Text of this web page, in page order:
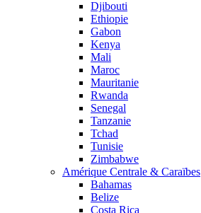
Djibouti
Ethiopie
Gabon
Kenya
Mali
Maroc
Mauritanie
Rwanda
Senegal
Tanzanie
Tchad
Tunisie
Zimbabwe
Amérique Centrale & Caraïbes
Bahamas
Belize
Costa Rica